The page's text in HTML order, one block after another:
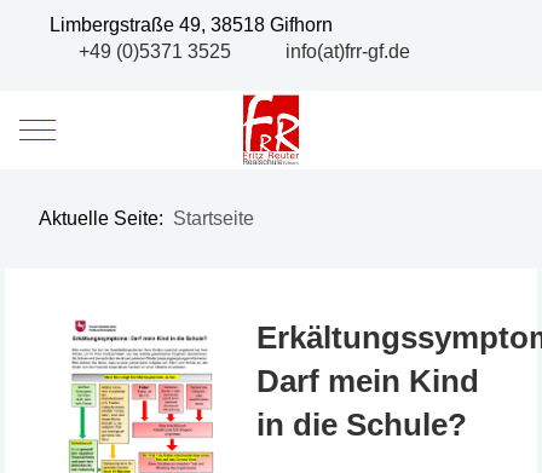
Limbergstraße 49, 38518 Gifhorn
+49 (0)5371 3525
info(at)frr-gf.de
Mobile Menu Toggle
Aktuelle Seite: Startseite
Darf mein Kind
in die Schule?